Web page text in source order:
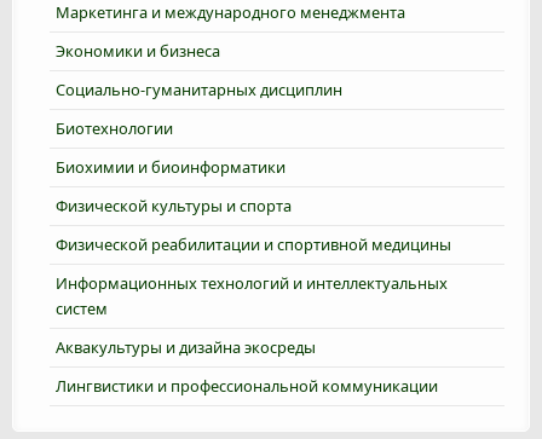
Маркетинга и международного менеджмента
Экономики и бизнеса
Социально-гуманитарных дисциплин
Биотехнологии
Биохимии и биоинформатики
Физической культуры и спорта
Физической реабилитации и спортивной медицины
Информационных технологий и интеллектуальных
систем
Аквакультуры и дизайна экосреды
Лингвистики и профессиональной коммуникации